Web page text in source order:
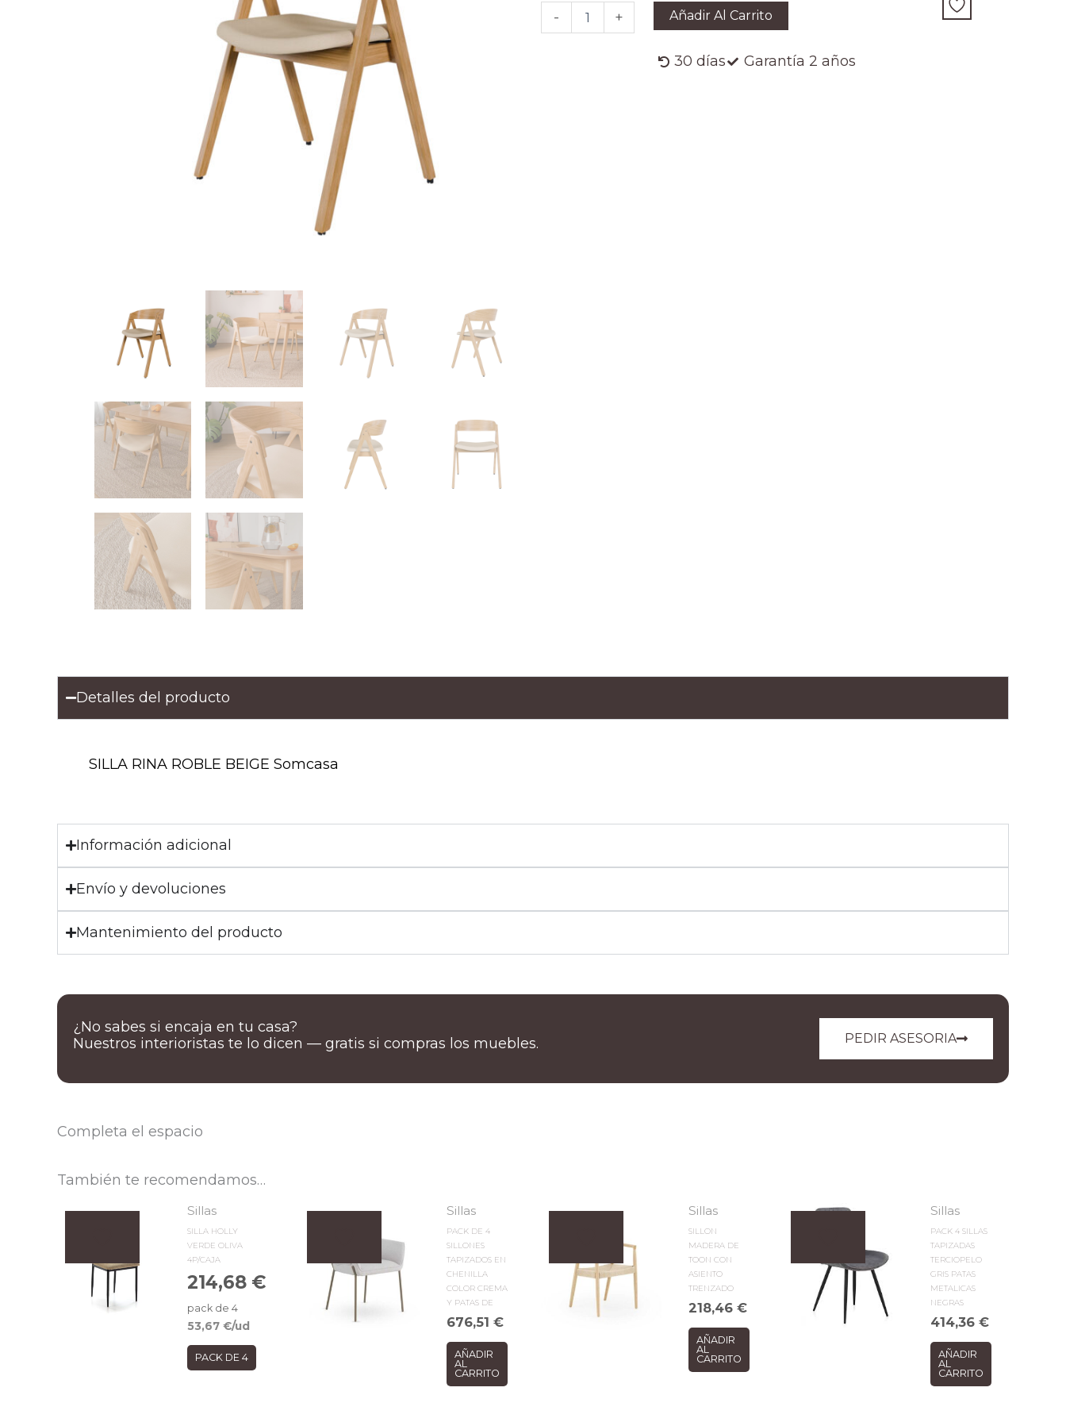
-
BEIGE
cantidad
+ Añadir Al Carrito
30 días Garantía 2 años
Detalles del producto
SILLA RINA ROBLE BEIGE Somcasa
Información adicional
Envío y devoluciones
Mantenimiento del producto
PEDIR ASESORIA
¿No sabes si encaja en tu casa?
Nuestros interioristas te lo dicen — gratis si compras los muebles.
Completa el espacio
También te recomendamos…
Sillas
SILLA HOLLY
VERDE OLIVA
4P/CAJA
214,68 €
pack de 4
53,67€/ud
PACK DE 4
Sillas
PACK DE 4
SILLONES
TAPIZADOS EN
CHENILLA
COLOR CREMA
Y PATAS DE
676,51€
AÑADIR
AL
CARRITO
Sillas
SILLON
MADERA DE
TOON CON
ASIENTO
TRENZADO
218,46€
AÑADIR
AL
CARRITO
Sillas
PACK 4 SILLAS
TAPIZADAS
TERCIOPELO
GRIS PATAS
METALICAS
NEGRAS
414,36€
AÑADIR
AL
CARRITO